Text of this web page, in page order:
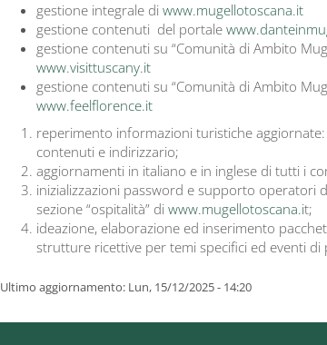
gestione integrale di www.mugellotoscana.it
gestione contenuti del portale
gestione contenuti su “Comunità di Ambito
www.visittuscany.it
gestione contenuti su “Comunità di Ambito
www.feelflorence.it
reperimento informazioni turistiche
contenuti e indirizzario;
aggiornamenti in italiano e in inglese di tutti i
inizializzazioni password e supporto operatori
sezione “ospitalità” di www.mugellotoscana.it;
ideazione, elaborazione ed inserimento
strutture ricettive per temi specifici ed eventi
Ultimo aggiornamento: Lun, 15/12/2025 - 14:20